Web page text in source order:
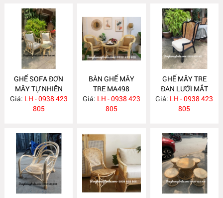
GHẾ SOFA ĐƠN
MÂY TỰ NHIÊN
MA515
Giá: LH - 0938 423
805
BÀN GHẾ MÂY
TRE MA498
Giá: LH - 0938 423
805
GHẾ MÂY TRE
ĐAN LƯỚI MẮT
CÁO MA496
Giá: LH - 0938 423
805